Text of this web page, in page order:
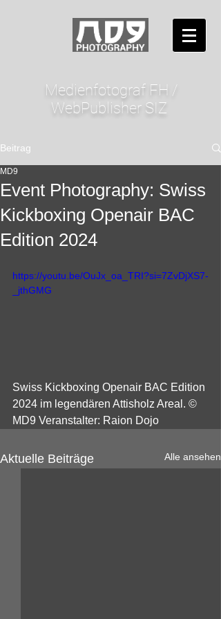
Medienfotograf FH /
WebPublisher SIZ
Beitrag
Event Photography: Swiss
Kickboxing Openair BAC
Edition 2024
MD9
https://youtu.be/OuJx_oa_TRI?si=7ZvDjXS7-
_jthGMG
Swiss Kickboxing Openair BAC Edition
2024 im legendären Attisholz Areal. ©
MD9 Veranstalter: Raion Dojo
Aktuelle Beiträge Alle ansehen